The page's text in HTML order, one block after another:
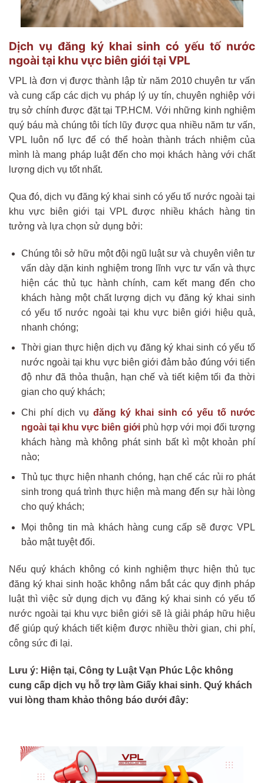
Dịch vụ đăng ký khai sinh có yếu tố nước
ngoài tại khu vực biên giới tại VPL
VPL là đơn vị được thành lập từ năm 2010 chuyên tư vấn
và cung cấp các dịch vụ pháp lý uy tín, chuyên nghiệp với
trụ sở chính được đặt tại TP.HCM. Với những kinh nghiệm
quý báu mà chúng tôi tích lũy được qua nhiều năm tư vấn,
VPL luôn nổ lực để có thể hoàn thành trách nhiệm của
mình là mang pháp luật đến cho mọi khách hàng với chất
lượng dịch vụ tốt nhất.
Qua đó, dịch vụ đăng ký khai sinh có yếu tố nước ngoài tại
khu vực biên giới tại VPL được nhiều khách hàng tin
tưởng và lựa chọn sử dụng bởi:
Chúng tôi sở hữu một đội ngũ luật sư và chuyên viên tư
vấn dày dặn kinh nghiệm trong lĩnh vực tư vấn và thực
hiện các thủ tục hành chính, cam kết mang đến cho
khách hàng một chất lượng dịch vụ đăng ký khai sinh
có yếu tố nước ngoài tại khu vực biên giới hiệu quả,
nhanh chóng;
Thời gian thực hiện dịch vụ đăng ký khai sinh có yếu tố
nước ngoài tại khu vực biên giới đảm bảo đúng với tiến
độ như đã thỏa thuận, hạn chế và tiết kiệm tối đa thời
gian cho quý khách;
Chi phí dịch vụ đăng ký khai sinh có yếu tố nước
ngoài tại khu vực biên giớiphù hợp với mọi đối tượng
khách hàng mà không phát sinh bất kì một khoản phí
nào;
Thủ tục thực hiện nhanh chóng, hạn chế các rủi ro phát
sinh trong quá trình thực hiện mà mang đến sự hài lòng
cho quý khách;
Mọi thông tin mà khách hàng cung cấp sẽ được VPL
bảo mật tuyệt đối.
Nếu quý khách không có kinh nghiệm thực hiện thủ tục
đăng ký khai sinh hoặc không nắm bắt các quy định pháp
luật thì việc sử dụng dịch vụ đăng ký khai sinh có yếu tố
nước ngoài tại khu vực biên giới sẽ là giải pháp hữu hiệu
để giúp quý khách tiết kiệm được nhiều thời gian, chi phí,
công sức đi lại.
Lưu ý: Hiện tại, Công ty Luật Vạn Phúc Lộc không
cung cấp dịch vụ hỗ trợ làm Giấy khai sinh. Quý khách
vui lòng tham khảo thông báo dưới đây: